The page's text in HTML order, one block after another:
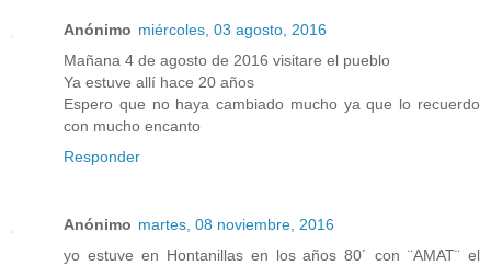
Anónimo miércoles, 03 agosto, 2016
Mañana 4 de agosto de 2016 visitare el pueblo
Ya estuve allí hace 20 años
Espero que no haya cambiado mucho ya que lo recuerdo
con mucho encanto
Responder
Anónimo martes, 08 noviembre, 2016
yo estuve en Hontanillas en los años 80´ con ¨AMAT¨ el